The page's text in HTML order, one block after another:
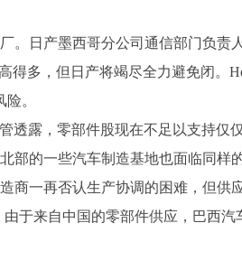
。日产墨西哥分公司通信部门负责
得多，但日产将竭尽全力避免闭。
。
透露，零部件股现在不足以支持仅
部的一些汽车制造基地也面临同样的
商一再否认生产协调的困难，但供
由于来自中国的零部件供应，巴西